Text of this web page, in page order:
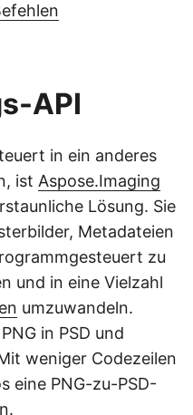
API
in ein anderes
ist Aspose.Imaging
Lösung. Sie
Metadateien
zu
und in eine Vielzahl
umzuwandeln.
in PSD und
weniger Codezeilen
eine PNG-zu-PSD-